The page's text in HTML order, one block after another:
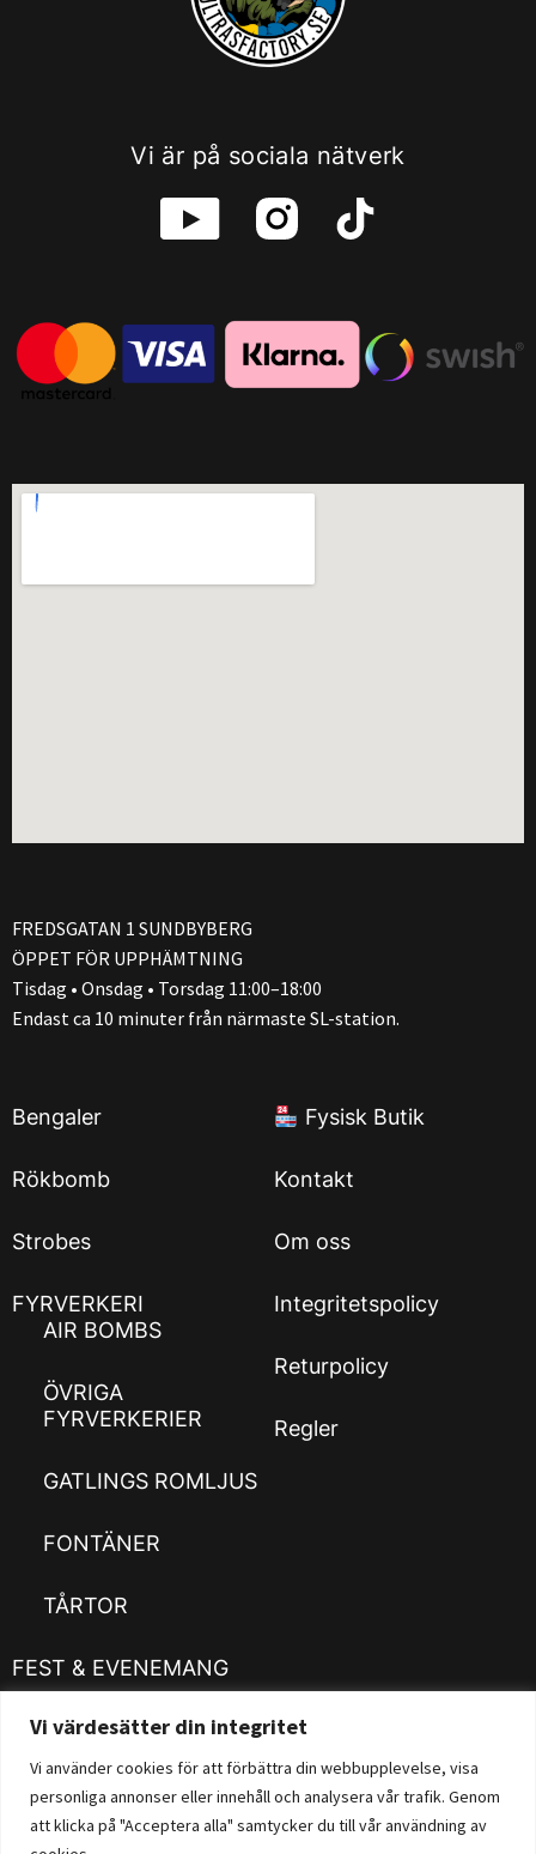
Vi värdesätter din integritet
Vi använder cookies för att förbättra din webbupplevelse, visa
personliga annonser eller innehåll och analysera vår trafik. Genom
att klicka på "Acceptera alla" samtycker du till vår användning av
Vi är på sociala nätverk
FREDSGATAN 1 SUNDBYBERG
ÖPPET FÖR UPPHÄMTNING
Tisdag • Onsdag • Torsdag 11:00–18:00
Endast ca 10 minuter från närmaste SL-station.
Bengaler
Rökbomb
Strobes
FYRVERKERI
AIR BOMBS
ÖVRIGA
FYRVERKERIER
GATLINGS ROMLJUS
FONTÄNER
TÅRTOR
FEST & EVENEMANG
Kläder
Customizer
Fysisk Butik
Fysisk Butik
Kontakt
Om oss
Integritetspolicy
Returpolicy
Regler